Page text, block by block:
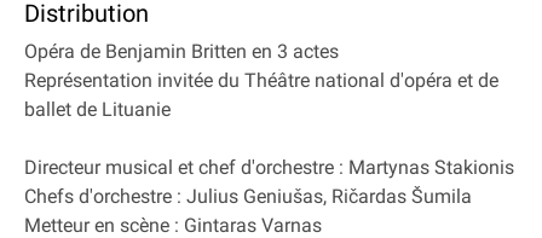
Distribution
Opéra de Benjamin Britten en 3 actes
Représentation invitée du Théâtre national d'opéra et de
ballet de Lituanie
Directeur musical et chef d'orchestre : Martynas Stakionis
Chefs d'orchestre : Julius Geniušas, Ričardas Šumila
Metteur en scène : Gintaras Varnas